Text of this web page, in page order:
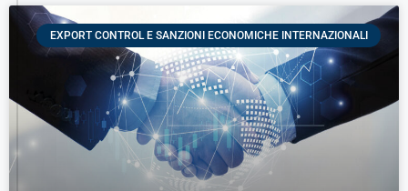
EXPORT CONTROL E SANZIONI ECONOMICHE INTERNAZIONALI